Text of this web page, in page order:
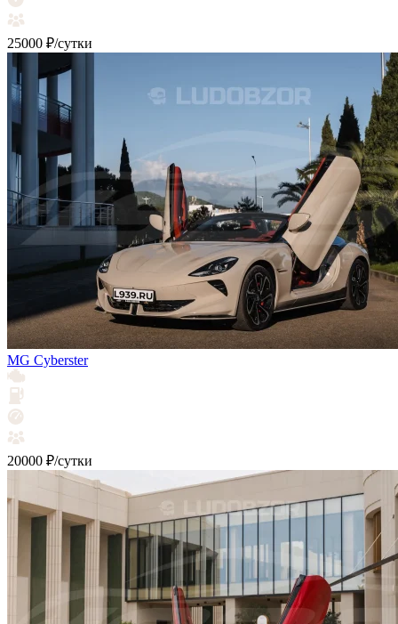
25000 ₽/сутки
MG Cyberster
20000 ₽/сутки